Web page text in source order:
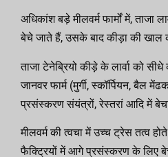
अधिकांश बड़े मीलवर्म फार्मों में,
बेचे जाते हैं, उसके बाद कीड़ा की खाल
ताजा टेनेब्रियो कीड़े के लार्वा को
जानवर फार्म (मुर्गी, स्कॉर्पियन, बैल
प्रसंस्करण संयंत्रों, रेस्तरां आदि में
मीलवर्म की त्वचा में उच्च ट्रेस तत्व
फैक्ट्रियों में आगे प्रसंस्करण के लिए